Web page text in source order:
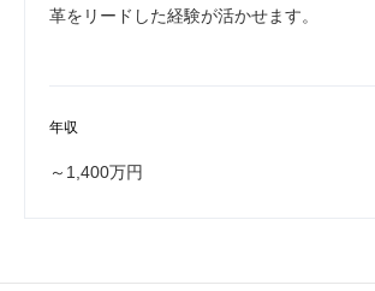
革をリードした経験が活かせます。
年収
～1,400万円